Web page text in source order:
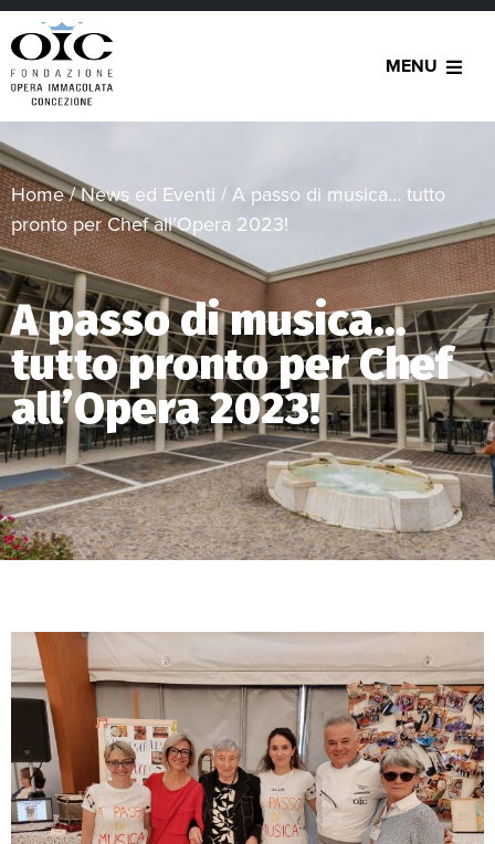
MENU
Home/News ed Eventi / A passo di musica… tutto
pronto per Chef all’Opera 2023!
A passo di musica…
tutto pronto per Chef
all’Opera 2023!